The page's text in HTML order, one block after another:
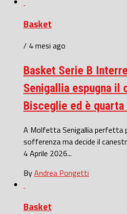
Basket
/ 4 mesi ago
Basket Serie B
Senigallia espugna il
Bisceglie ed è
A Molfetta Senigallia perfetta
sofferenza ma decide il
4 Aprile 2026...
ByAndrea Pongetti
Basket